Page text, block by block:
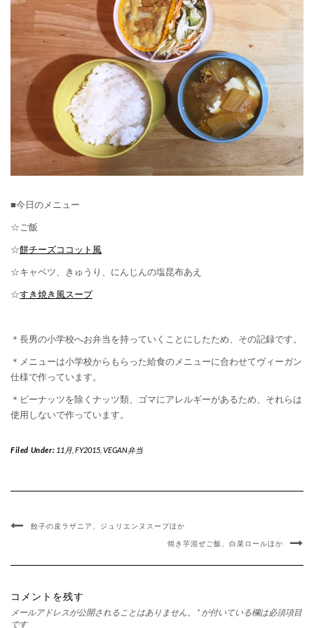
■今日のメニュー
☆ご飯
☆餅チーズココット風
☆キャベツ、きゅうり、にんじんの塩昆布あえ
☆すき焼き風スープ
＊長男の小学校へお弁当を持っていくことにしたため、その記録です。
＊メニューは小学校からもらった給食のメニューに合わせてヴィーガン
仕様で作っています。
＊ピーナッツを除くナッツ類、ゴマにアレルギーがあるため、それらは
使用しないで作っています。
Filed Under: 11月, FY2015, VEGAN弁当
餃子の皮ラザニア、ジュリエンヌスープほか
焼き芋混ぜご飯、白菜ロールほか
コメントを残す
メールアドレスが公開されることはありません。 * が付いている欄は必須項目
です